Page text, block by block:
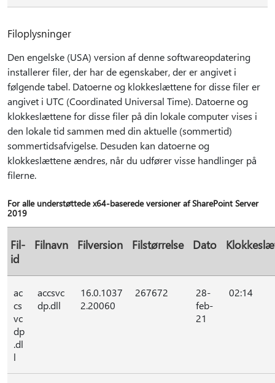
Filoplysninger
Den engelske (USA) version af denne softwareopdatering
installerer filer, der har de egenskaber, der er angivet i
følgende tabel. Datoerne og klokkeslættene for disse filer er
angivet i UTC (Coordinated Universal Time). Datoerne og
klokkeslættene for disse filer på din lokale computer vises i
den lokale tid sammen med din aktuelle (sommertid)
sommertidsafvigelse. Desuden kan datoerne og
klokkeslættene ændres, når du udfører visse handlinger på
filerne.
For alle understøttede x64-baserede versioner af SharePoint Server
2019
Fil-
id
Filnavn Filversion Filstørrelse Dato
ac
cs
vc
dp
.dl
l
accsvc
dp.dll
16.0.1037
2.20060
267672
28-
feb-
21
02:14